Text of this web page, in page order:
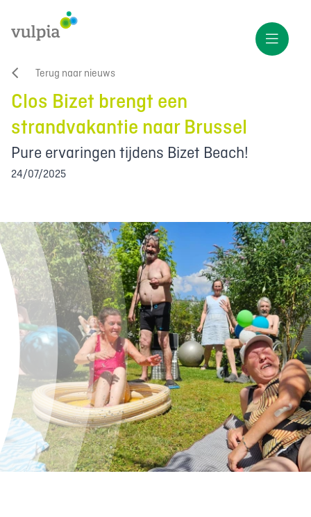
Terug naar nieuws
Clos Bizet brengt een
strandvakantie naar Brussel
Pure ervaringen tijdens Bizet Beach!
24/07/2025